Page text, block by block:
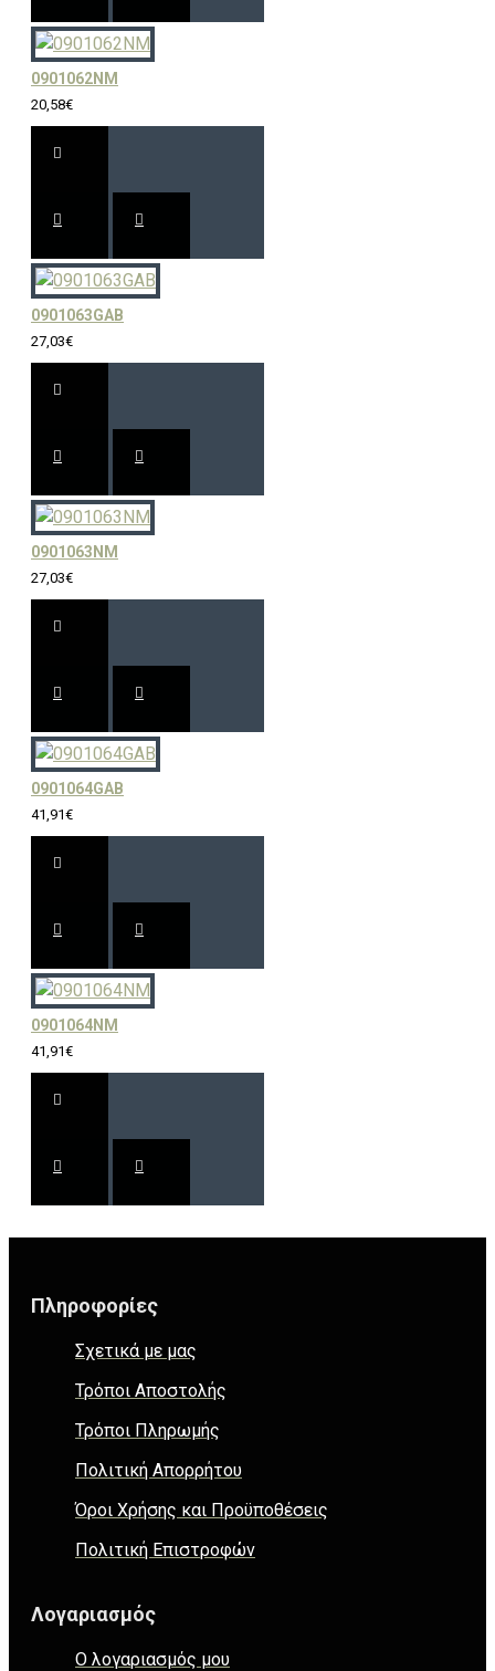
0901062NM
20,58€
0901063GAB
27,03€
0901063NM
27,03€
0901064GAB
41,91€
0901064NM
41,91€
Πληροφορίες
Σχετικά με μας
Τρόποι Αποστολής
Τρόποι Πληρωμής
Πολιτική Απορρήτου
Όροι Χρήσης και Προϋποθέσεις
Πολιτική Επιστροφών
Λογαριασμός
Ο λογαριασμός μου